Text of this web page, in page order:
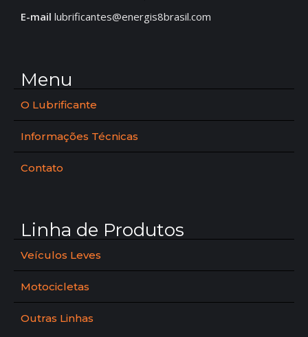
E-mail lubrificantes@energis8brasil.com
Menu
O Lubrificante
Informações Técnicas
Contato
Linha de Produtos
Veículos Leves
Motocicletas
Outras Linhas